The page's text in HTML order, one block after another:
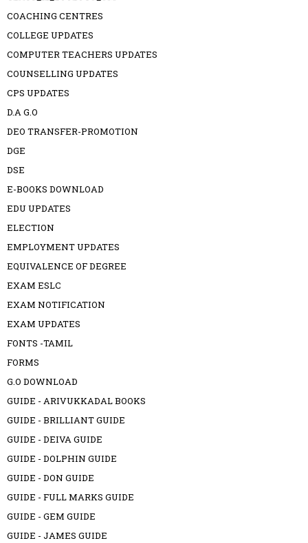
COACHING CENTRES
COLLEGE UPDATES
COMPUTER TEACHERS UPDATES
COUNSELLING UPDATES
CPS UPDATES
D.A G.O
DEO TRANSFER-PROMOTION
DGE
DSE
E-BOOKS DOWNLOAD
EDU UPDATES
ELECTION
EMPLOYMENT UPDATES
EQUIVALENCE OF DEGREE
EXAM ESLC
EXAM NOTIFICATION
EXAM UPDATES
FONTS -TAMIL
FORMS
G.O DOWNLOAD
GUIDE - ARIVUKKADAL BOOKS
GUIDE - BRILLIANT GUIDE
GUIDE - DEIVA GUIDE
GUIDE - DOLPHIN GUIDE
GUIDE - DON GUIDE
GUIDE - FULL MARKS GUIDE
GUIDE - GEM GUIDE
GUIDE - JAMES GUIDE